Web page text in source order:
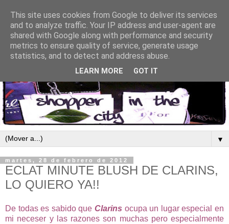
▼
martes, 28 de febrero de 2012
ECLAT MINUTE BLUSH DE CLARINS,
LO QUIERO YA!!
De todas es sabido que Clarins ocupa un lugar especial en
mi neceser y las razones son muchas pero especialmente
This site uses cookies from Google to deliver its services
and to analyze traffic. Your IP address and user-agent are
shared with Google along with performance and security
metrics to ensure quality of service, generate usage
statistics, and to detect and address abuse.
LEARN MORE GOT IT